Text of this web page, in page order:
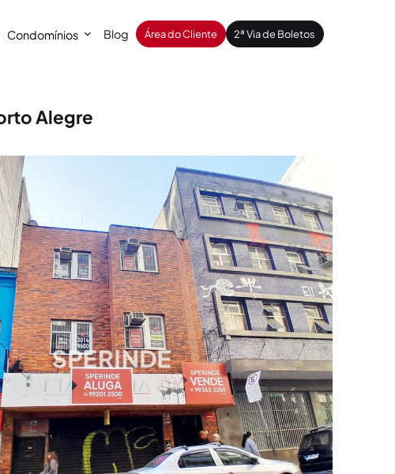
Condomínios Blog Área do Cliente 2ª Via de Boletos
Alegre